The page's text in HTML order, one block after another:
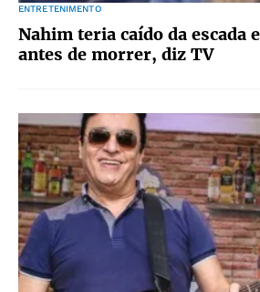
ENTRETENIMENTO
Nahim teria caído da escada
antes de morrer, diz TV